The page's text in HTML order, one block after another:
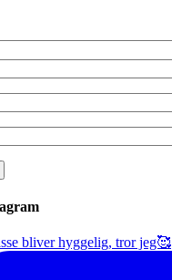
bliver hyggelig, tror jeg🥰